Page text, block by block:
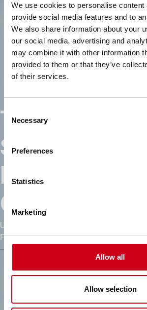
We use cookies to personalise content
provide social media features and to
We also share information about your
our social media, advertising and
may combine it with other information
provided to them or that they’ve
of their services.
Consent
Selection
Necessary
Preferences
Statistics
Marketing
Allow all
Allow selection
Technische
Gebäude
Unsere Gebäudelösungen vereinen
Flexibilität und nachhaltige Innovation –
Architekten und Investoren, mutige